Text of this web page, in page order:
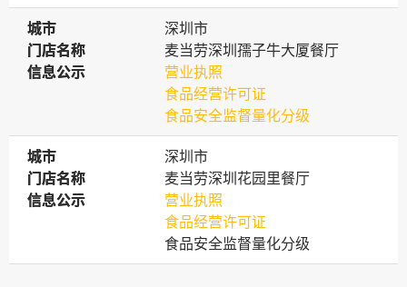
城市
城市
深圳市
门店名称
门店名称
麦当劳深圳孺子牛大厦餐厅
信息公示
信息公示
营业执照
食品经营许可证
食品安全监督量化分级
城市
城市
深圳市
门店名称
门店名称
麦当劳深圳花园里餐厅
信息公示
信息公示
营业执照
食品经营许可证
食品安全监督量化分级